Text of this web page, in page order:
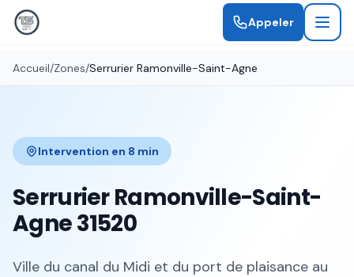
Appeler
Accueil/Zones/Serrurier Ramonville-Saint-Agne
Intervention en 8 min
SerrurierRamonville-Saint-
Agne31520
Ville du canal du Midi et du port de plaisance au